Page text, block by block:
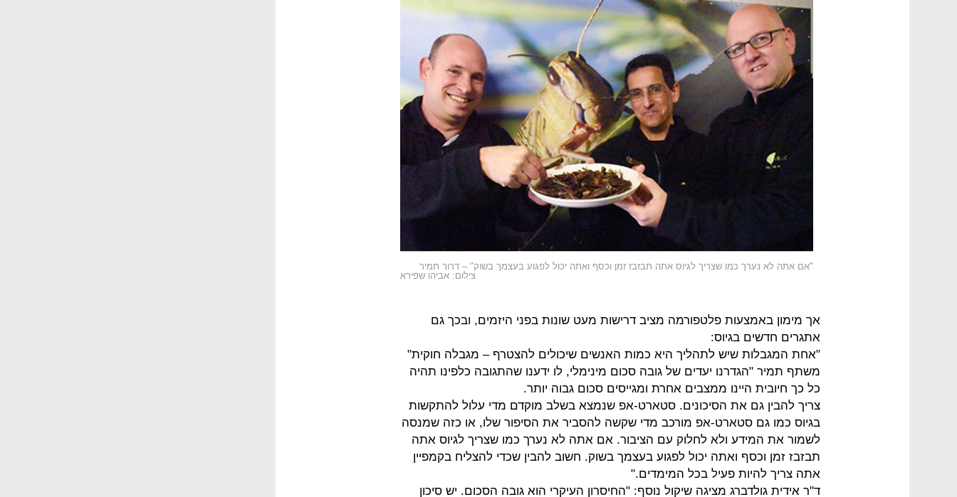
"אם אתה לא נערך כמו שצריך לגיוס אתה תבזבז זמן וכסף ואתה יכול לפגוע בעצמך בשוק" – דרור תמיר
צילום: אביהו שפירא
אך מימון באמצעות פלטפורמה מציב דרישות מעט שונות בפני היזמים, ובכך גם
אתגרים חדשים בגיוס:
"אחת המגבלות שיש לתהליך היא כמות האנשים שיכולים להצטרף – מגבלה חוקית"
משתף תמיר "הגדרנו יעדים של גובה סכום מינימלי, לו ידענו שהתגובה כלפינו תהיה
כל כך חיובית היינו ממצבים אחרת ומגייסים סכום גבוה יותר.
צריך להבין גם את הסיכונים. סטארט-אפ שנמצא בשלב מוקדם מדי עלול להתקשות
בגיוס כמו גם סטארט-אפ מורכב מדי שקשה להסביר את הסיפור שלו, או כזה שמנסה
לשמור את המידע ולא לחלוק עם הציבור. אם אתה לא נערך כמו שצריך לגיוס אתה
תבזבז זמן וכסף ואתה יכול לפגוע בעצמך בשוק. חשוב להבין שכדי להצליח בקמפיין
אתה צריך להיות פעיל בכל המימדים."
ד"ר אידית גולדברג מציגה שיקול נוסף: "החיסרון העיקרי הוא גובה הסכום. יש סיכון